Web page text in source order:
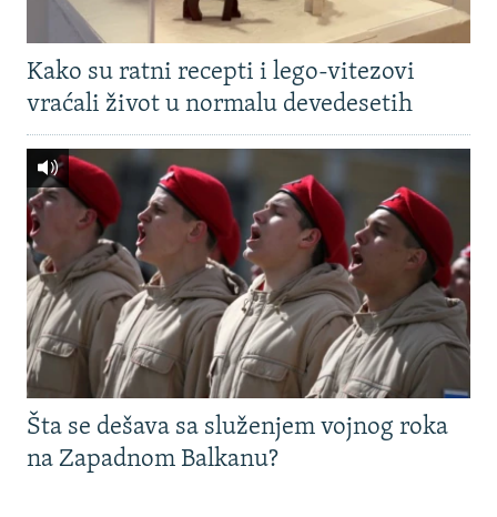
Kako su ratni recepti i lego-vitezovi
vraćali život u normalu devedesetih
Šta se dešava sa služenjem vojnog roka
na Zapadnom Balkanu?